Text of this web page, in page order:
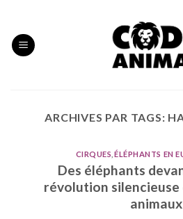
content
ARCHIVES PAR TAGS:
CIRQUES ,ÉLÉPHANTS EN
Des éléphants
révolution silencieuse
animaux